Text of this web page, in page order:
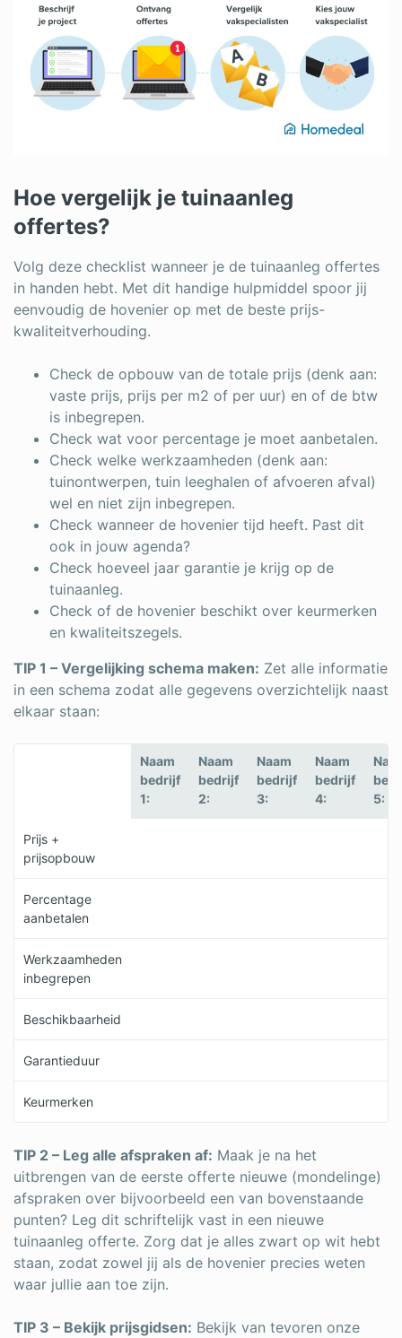
Hoe vergelijk je tuinaanleg
offertes?
Volg deze checklist wanneer je de tuinaanleg offertes
in handen hebt. Met dit handige hulpmiddel spoor jij
eenvoudig de hovenier op met de beste prijs-
kwaliteitverhouding.
Check de opbouw van de totale prijs (denk aan:
vaste prijs, prijs per m2 of per uur) en of de btw
is inbegrepen.
Check wat voor percentage je moet aanbetalen.
Check welke werkzaamheden (denk aan:
tuinontwerpen, tuin leeghalen of afvoeren afval)
wel en niet zijn inbegrepen.
Check wanneer de hovenier tijd heeft. Past dit
ook in jouw agenda?
Check hoeveel jaar garantie je krijg op de
tuinaanleg.
Check of de hovenier beschikt over keurmerken
en kwaliteitszegels.
TIP 1 – Vergelijking schema maken: Zet alle informatie
in een schema zodat alle gegevens overzichtelijk naast
elkaar staan:
Naam
bedrijf
1:
Naam
bedrijf
2:
Naam
bedrijf
3:
Naam
bedrijf
4:
5:
Prijs +
prijsopbouw
Percentage
aanbetalen
Werkzaamheden
inbegrepen
Beschikbaarheid
Garantieduur
Keurmerken
TIP 2 – Leg alle afspraken af: Maak je na het
uitbrengen van de eerste offerte nieuwe (mondelinge)
afspraken over bijvoorbeeld een van bovenstaande
punten? Leg dit schriftelijk vast in een nieuwe
tuinaanleg offerte. Zorg dat je alles zwart op wit hebt
staan, zodat zowel jij als de hovenier precies weten
waar jullie aan toe zijn.
TIP 3 – Bekijk prijsgidsen: Bekijk van tevoren onze